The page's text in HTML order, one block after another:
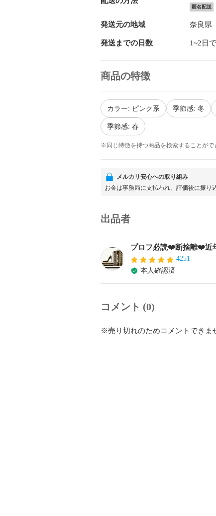
匿名配送
発送元の地域 奈良県
発送までの日数 1~2日
商品の特徴
カラー: ピンク系 季節感: 冬
季節感: 春
※同じ特徴を持つ商品を検索することがで
メルカリ安心への取り組み
お金は事務局に支払われ、評価後に振り
出品者
プロフ必読❤️断捨離❤️近
4251
本人確認済
コメント (0)
※売り切れのためコメントできま